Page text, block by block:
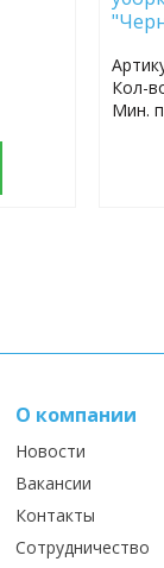
Кол-
Мин.
О компании
Новости
Вакансии
Контакты
Сотрудничество